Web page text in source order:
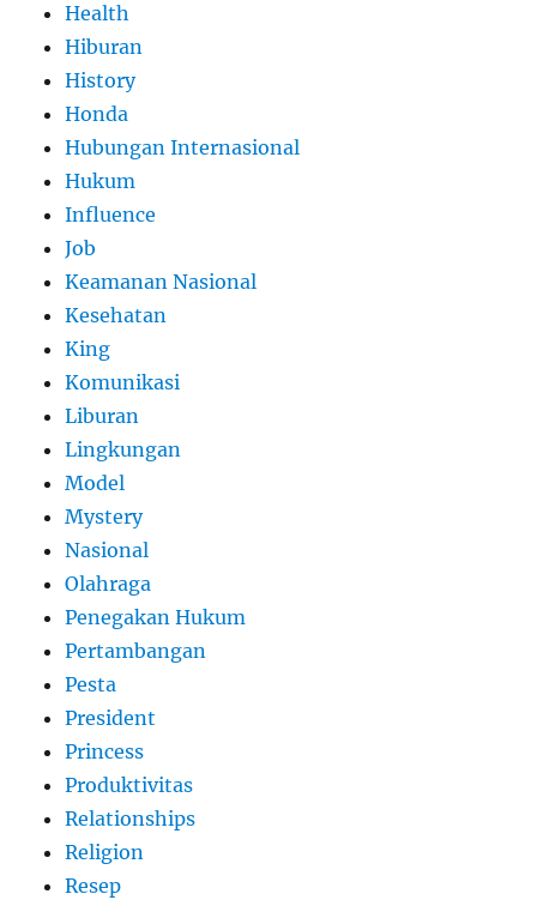
Health
Hiburan
History
Honda
Hubungan Internasional
Hukum
Influence
Job
Keamanan Nasional
Kesehatan
King
Komunikasi
Liburan
Lingkungan
Model
Mystery
Nasional
Olahraga
Penegakan Hukum
Pertambangan
Pesta
President
Princess
Produktivitas
Relationships
Religion
Resep